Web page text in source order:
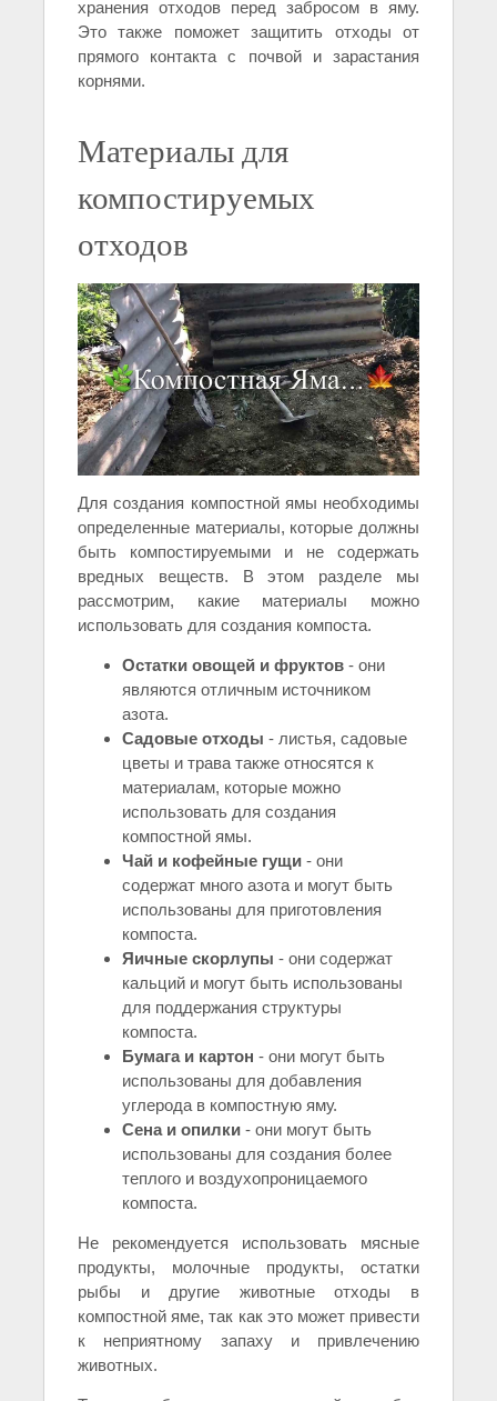
хранения отходов перед забросом в яму.
Это также поможет защитить отходы от
прямого контакта с почвой и зарастания
корнями.
Материалы для
компостируемых
отходов
Для создания компостной ямы необходимы
определенные материалы, которые должны
быть компостируемыми и не содержать
вредных веществ. В этом разделе мы
рассмотрим, какие материалы можно
использовать для создания компоста.
Остатки овощей и фруктов - они
являются отличным источником
азота.
Садовые отходы - листья, садовые
цветы и трава также относятся к
материалам, которые можно
использовать для создания
компостной ямы.
Чай и кофейные гущи - они
содержат много азота и могут быть
использованы для приготовления
компоста.
Яичные скорлупы - они содержат
кальций и могут быть использованы
для поддержания структуры
компоста.
Бумага и картон - они могут быть
использованы для добавления
углерода в компостную яму.
Сена и опилки - они могут быть
использованы для создания более
теплого и воздухопроницаемого
компоста.
Не рекомендуется использовать мясные
продукты, молочные продукты, остатки
рыбы и другие животные отходы в
компостной яме, так как это может привести
к неприятному запаху и привлечению
животных.